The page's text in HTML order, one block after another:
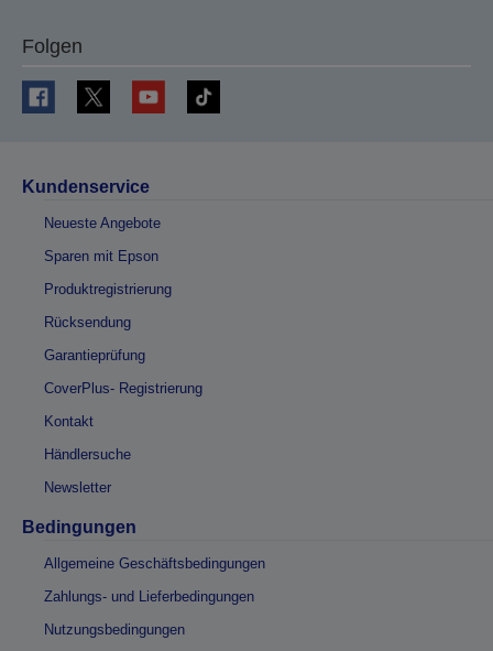
Folgen
Kundenservice
Neueste Angebote
Sparen mit Epson
Produktregistrierung
Rücksendung
Garantieprüfung
CoverPlus- Registrierung
Kontakt
Händlersuche
Newsletter
Bedingungen
Allgemeine Geschäftsbedingungen
Zahlungs- und Lieferbedingungen
Nutzungsbedingungen